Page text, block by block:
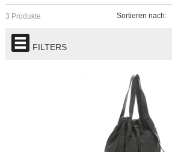
Sortieren nach:
3 Produkte
FILTERS